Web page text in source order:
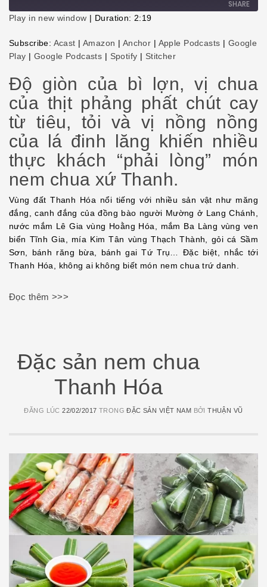
SHARE
LINK
EMBED
Play in new window | Duration: 2:19
Subscribe: Acast | Amazon | Anchor | Apple Podcasts | Google
Play | Google Podcasts | Spotify | Stitcher
Độ giòn của bì lợn, vị chua
của thịt phảng phất chút cay
từ tiêu, tỏi và vị nồng nồng
của lá đinh lăng khiến nhiều
thực khách “phải lòng” món
nem chua xứ Thanh.
Vùng đất Thanh Hóa nổi tiếng với nhiều sản vật như măng
đắng, canh đắng của đồng bào người Mường ở Lang Chánh,
nước mắm Lê Gia vùng Hoằng Hóa, mắm Ba Làng vùng ven
biển Tĩnh Gia, mía Kim Tân vùng Thạch Thành, gỏi cá Sầm
Sơn, bánh răng bừa, bánh gai Tứ Trụ… Đặc biệt, nhắc tới
Thanh Hóa, không ai không biết món nem chua trứ danh.
Đọc thêm >>>
Đặc sản nem chua
Thanh Hóa
ĐĂNG LÚC22/02/2017 TRONGĐẶC SẢN VIỆT NAM BỞITHUẬN VŨ